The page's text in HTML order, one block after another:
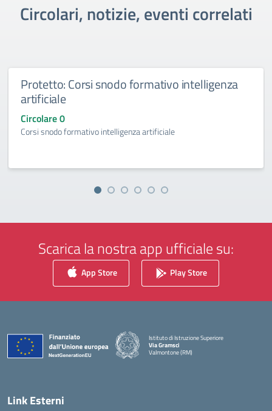
Circolari, notizie, eventi correlati
Protetto: Corsi snodo formativo intelligenza
artificiale
Circolare 0
Corsi snodo formativo intelligenza artificiale
Scarica la nostra app ufficiale su:
App Store Play Store
Istituto di Istruzione Superiore
Via Gramsci
Valmontone (RM)
Link Esterni